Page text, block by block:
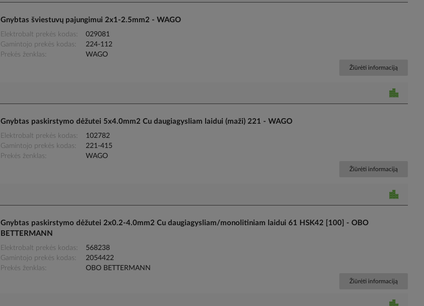
Gnybtas šviestuvų pajungimui 2x1-2.5mm2 - WAGO
Elektrobalt prekės kodas
029081
Gamintojo prekės kodas
224-112
Prekės ženklas
WAGO
Žiūrėti informaciją
Gnybtas paskirstymo dėžutei 5x4.0mm2 Cu daugiagysliam laidui (maži) 221 - WAGO
Elektrobalt prekės kodas
102782
Gamintojo prekės kodas
221-415
Prekės ženklas
WAGO
Žiūrėti informaciją
Gnybtas paskirstymo dėžutei 2x0.2-4.0mm2 Cu daugiagysliam/monolitiniam laidui 61 HSK42 [100] - OBO
BETTERMANN
Elektrobalt prekės kodas
568238
Gamintojo prekės kodas
2054422
Prekės ženklas
OBO BETTERMANN
Žiūrėti informaciją